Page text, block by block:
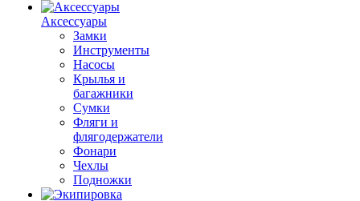
Аксессуары
Замки
Инструменты
Насосы
Крылья и
багажники
Сумки
Фляги и
флягодержатели
Фонари
Чехлы
Подножки